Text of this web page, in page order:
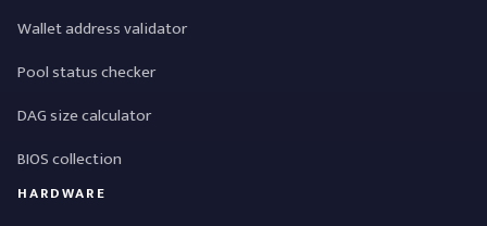
Wallet address validator
Pool status checker
DAG size calculator
BIOS collection
HARDWARE